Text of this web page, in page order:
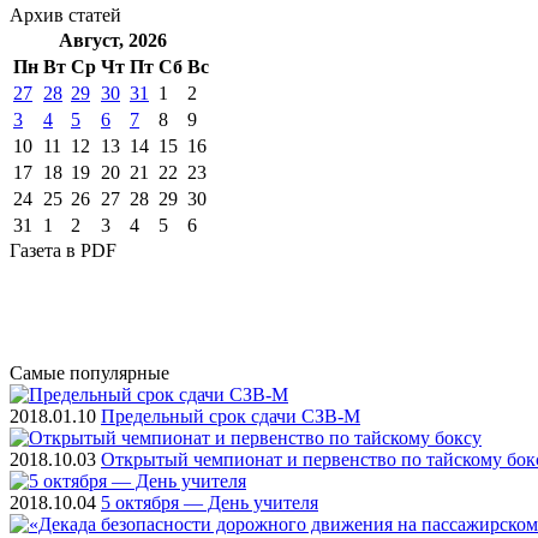
Архив статей
Август, 2026
Пн Вт Ср Чт Пт Cб Вс
27 28 29 30 31 1
2
3
4 5 6 7 8
9
10 11 12 13 14 15 16
17 18 19 20 21 22 23
24 25 26 27 28 29 30
31
1 2 3 4 5
6
Газета в PDF
Самые популярные
2018.01.10 Предельный срок сдачи СЗВ-М
2018.10.03 Открытый чемпионат и первенство по тайскому
2018.10.04 5 октября — День учителя